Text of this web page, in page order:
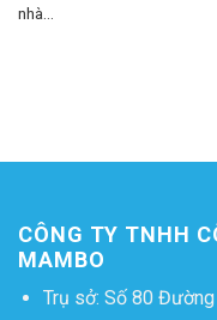
nhà...
CÔNG TY TNHH
MAMBO
Trụ sở: Số 80 Đường